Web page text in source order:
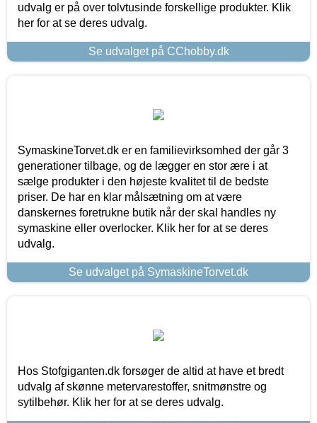
udvalg er på over tolvtusinde forskellige produkter. Klik
her for at se deres udvalg.
Se udvalget på CChobby.dk
SymaskineTorvet.dk er en familievirksomhed der går 3
generationer tilbage, og de lægger en stor ære i at
sælge produkter i den højeste kvalitet til de bedste
priser. De har en klar målsætning om at være
danskernes foretrukne butik når der skal handles ny
symaskine eller overlocker. Klik her for at se deres
udvalg.
Se udvalget på SymaskineTorvet.dk
Hos Stofgiganten.dk forsøger de altid at have et bredt
udvalg af skønne metervarestoffer, snitmønstre og
sytilbehør. Klik her for at se deres udvalg.